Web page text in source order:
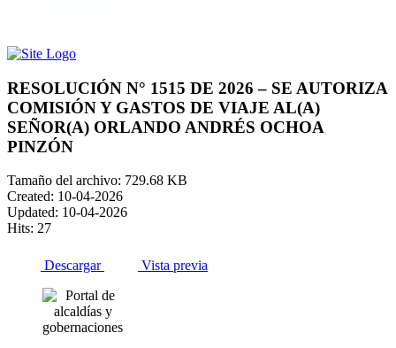
RESOLUCIÓN N° 1515 DE 2026 – SE AUTORIZA
COMISIÓN Y GASTOS DE VIAJE AL(A)
SEÑOR(A) ORLANDO ANDRÉS OCHOA
PINZÓN
Tamaño del archivo: 729.68 KB
Created: 10-04-2026
Updated: 10-04-2026
Hits: 27
Descargar Vista previa